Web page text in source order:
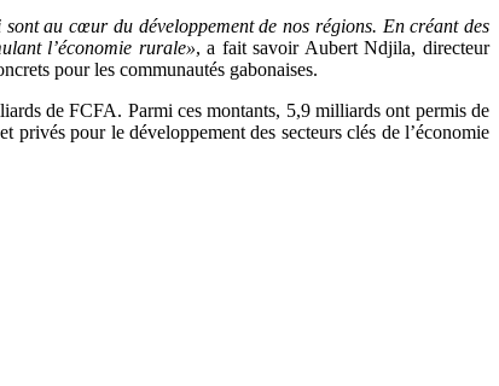
au cœur du développement de nos régions. En créant des
l’économie rurale», a fait savoir Aubert Ndjila, directeur
pour les communautés gabonaises.
de FCFA. Parmi ces montants, 5,9 milliards ont permis de
pour le développement des secteurs clés de l’économie